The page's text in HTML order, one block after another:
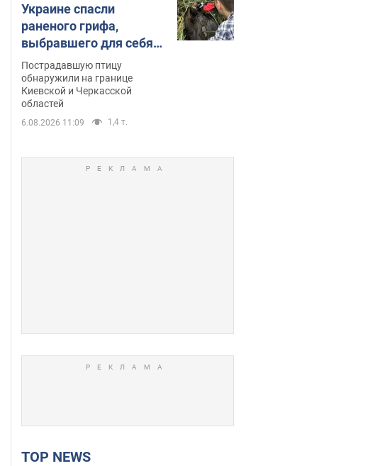
Украине спасли
раненого грифа,
выбравшего для себя
нетипичный маршрут.
Фото
Пострадавшую птицу
обнаружили на границе
Киевской и Черкасской
областей
6.08.2026 11:09 1,4 т.
TOP NEWS